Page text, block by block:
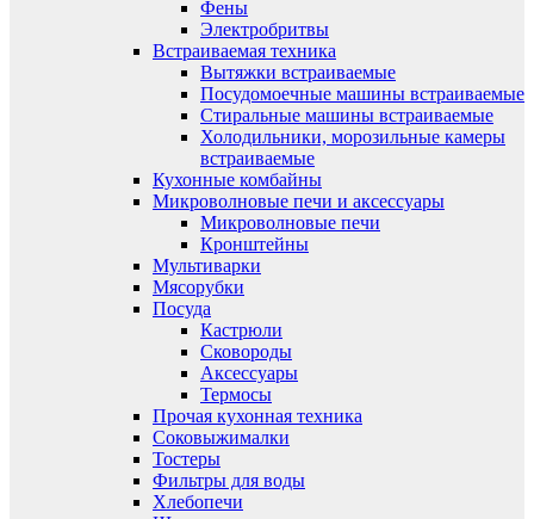
Фены
Электробритвы
Встраиваемая техника
Вытяжки встраиваемые
Посудомоечные машины встраиваемые
Стиральные машины встраиваемые
Холодильники, морозильные камеры
встраиваемые
Кухонные комбайны
Микроволновые печи и аксессуары
Микроволновые печи
Кронштейны
Мультиварки
Мясорубки
Посуда
Кастрюли
Сковороды
Аксессуары
Термосы
Прочая кухонная техника
Соковыжималки
Тостеры
Фильтры для воды
Хлебопечи